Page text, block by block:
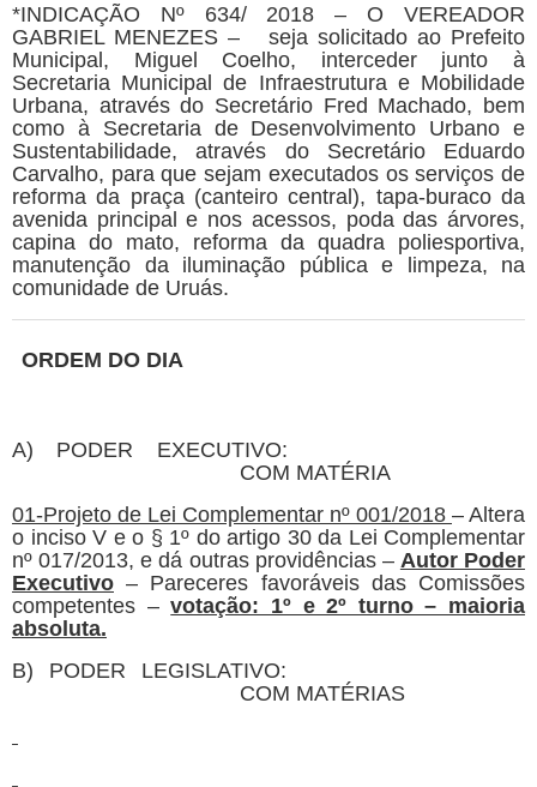
*INDICAÇÃO Nº 634/ 2018 – O VEREADOR
GABRIEL MENEZES – seja solicitado ao Prefeito
Municipal, Miguel Coelho, interceder junto à
Secretaria Municipal de Infraestrutura e Mobilidade
Urbana, através do Secretário Fred Machado, bem
como à Secretaria de Desenvolvimento Urbano e
Sustentabilidade, através do Secretário Eduardo
Carvalho, para que sejam executados os serviços de
reforma da praça (canteiro central), tapa-buraco da
avenida principal e nos acessos, poda das árvores,
capina do mato, reforma da quadra poliesportiva,
manutenção da iluminação pública e limpeza, na
comunidade de Uruás.
ORDEM DO DIA
A) PODER EXECUTIVO:
COM MATÉRIA
01-Projeto de Lei Complementar nº 001/2018 – Altera
o inciso V e o § 1º do artigo 30 da Lei Complementar
nº 017/2013, e dá outras providências – Autor Poder
Executivo – Pareceres favoráveis das Comissões
competentes –votação: 1º e 2º turno – maioria
absoluta.
B) PODER LEGISLATIVO:
COM MATÉRIAS